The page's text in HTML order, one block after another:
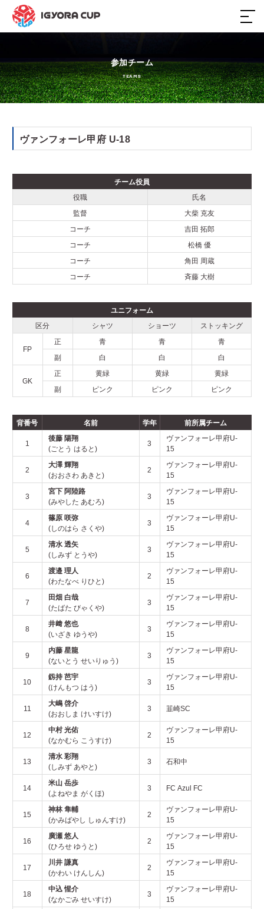
大会概要
2025年
2024年
2023年
お問い合わせ
参加チーム
TEAMS
ヴァンフォーレ甲府 U-18
チーム役員
役職
氏名
監督
大柴 克友
コーチ
吉田 拓郎
コーチ
松橋 優
コーチ
角田 周蔵
コーチ
斉藤 大樹
ユニフォーム
区分
シャツ ショーツ ストッキング
FP
正 青 青
青
副
白 白 白
GK
正 黄緑 黄緑
黄緑
副
ピンク ピンク ピンク
背番号 名前 学年
前所属チーム
1
後藤 陽翔
(ごとう はると)
3
ヴァンフォーレ甲府U-
15
2
大澤 輝翔
(おおさわ あきと)
2
ヴァンフォーレ甲府U-
15
3
宮下 阿陸路
(みやした あむろ)
3
ヴァンフォーレ甲府U-
15
4
篠原 咲弥
(しのはら さくや)
3
ヴァンフォーレ甲府U-
15
5
清水 透矢
(しみず とうや)
3
ヴァンフォーレ甲府U-
15
6
渡邉 理人
(わたなべ りひと)
2
ヴァンフォーレ甲府U-
15
7
田畑 白哉
(たばた びゃくや)
3
ヴァンフォーレ甲府U-
15
8
井﨑 悠也
(いざき ゆうや)
3
ヴァンフォーレ甲府U-
15
9
内藤 星龍
(ないとう せいりゅう)
3
ヴァンフォーレ甲府U-
15
10
釼持 芭宇
(けんもつ はう)
3
ヴァンフォーレ甲府U-
15
11
大嶋 啓介
(おおしま けいすけ)
3 韮崎SC
12
中村 光佑
(なかむら こうすけ)
2
ヴァンフォーレ甲府U-
15
13
清水 彩翔
(しみず あやと)
3 石和中
14
米山 岳歩
(よねやま がくほ)
3 FC Azul FC
15
神林 隼輔
(かみばやし しゅんすけ)
2
ヴァンフォーレ甲府U-
15
16
廣瀬 悠人
(ひろせ ゆうと)
2
ヴァンフォーレ甲府U-
15
17
川井 謙真
(かわい けんしん)
2
ヴァンフォーレ甲府U-
15
18
中込 惺介
(なかごみ せいすけ)
3
ヴァンフォーレ甲府U-
15